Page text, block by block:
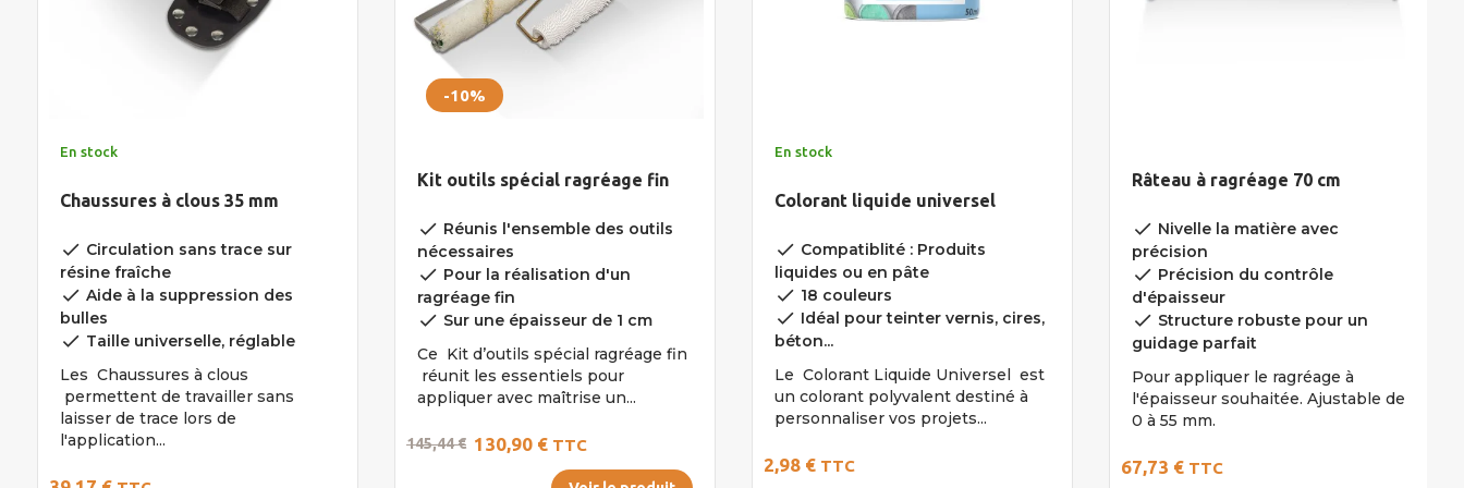
En stock
Chaussures à clous 35 mm
done Circulation sans trace sur
résine fraîche
done Aide à la suppression des
bulles
done Taille universelle, réglable
Les Chaussures à clous
permettent de travailler sans
laisser de trace lors de
l'application...
-10%
Kit outils spécial ragréage fin
done Réunis l'ensemble des outils
nécessaires
done Pour la réalisation d'un
ragréage fin
done Sur une épaisseur de 1 cm
Ce Kit d’outils spécial ragréage fin
réunit les essentiels pour
appliquer avec maîtrise un...
130,90 € TTC
145,44 €
En stock
Colorant liquide universel
done Compatiblité : Produits
liquides ou en pâte
done 18 couleurs
done Idéal pour teinter vernis, cires,
béton...
Le Colorant Liquide Universel est
un colorant polyvalent destiné à
personnaliser vos projets...
2,98 € TTC
Râteau à ragréage 70 cm
done Nivelle la matière avec
précision
done Précision du contrôle
d'épaisseur
done Structure robuste pour un
guidage parfait
Pour appliquer le ragréage à
l'épaisseur souhaitée. Ajustable de
0 à 55 mm.
67,73 € TTC